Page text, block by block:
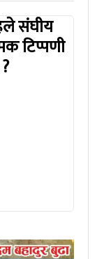
संघीय
टिप्पणी